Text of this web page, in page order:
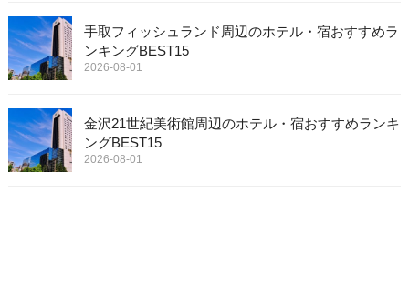
手取フィッシュランド周辺のホテル・宿おすすめラ
ンキングBEST15
2026-08-01
金沢21世紀美術館周辺のホテル・宿おすすめランキ
ングBEST15
2026-08-01